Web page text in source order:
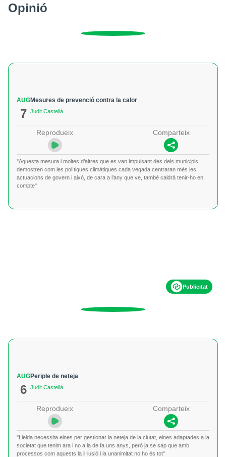
Opinió
AUG
7
Mesures de prevenció contra la calor
Judit Castellà
Reprodueix Comparteix
"Aquesta mesura i moltes d’altres que es van impulsant des dels municipis
demostren com les polítiques climàtiques cada vegada centraran més les
actuacions de govern i això, de cara a l’any que ve, també caldrà tenir-ho en
compte"
Publicitat
AUG
6
Periple de neteja
Judit Castellà
Reprodueix Comparteix
"Lleida necessita eines per gestionar la neteja de la ciutat, eines adaptades a la
societat que tenim ara i no a la de fa uns anys, però ja se sap que amb
processos com aquests la il·lusió i la unanimitat no ho és tot"